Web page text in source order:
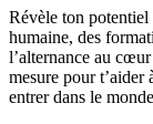
Révèle ton
humaine, des
l’alternance au
mesure pour t’aider
entrer dans le